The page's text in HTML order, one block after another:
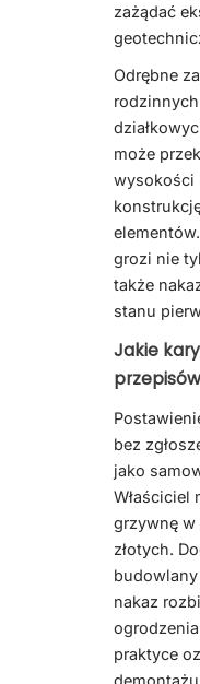
zażądać
Odrębne
może
wysokości
grozi nie
także
stanu
Jakie
bez
jako
Właściciel
grzywnę
złotych.
nakaz
praktyce